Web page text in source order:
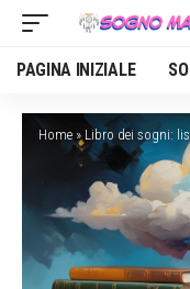
PAGINA INIZIALE
Home » Libro dei sogni: